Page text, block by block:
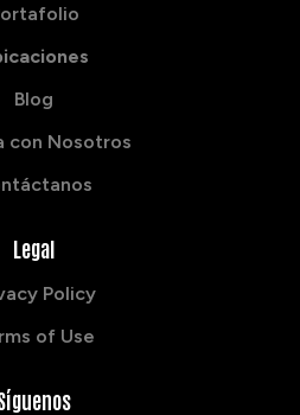
Blog
con Nosotros
Legal
Policy
of Use